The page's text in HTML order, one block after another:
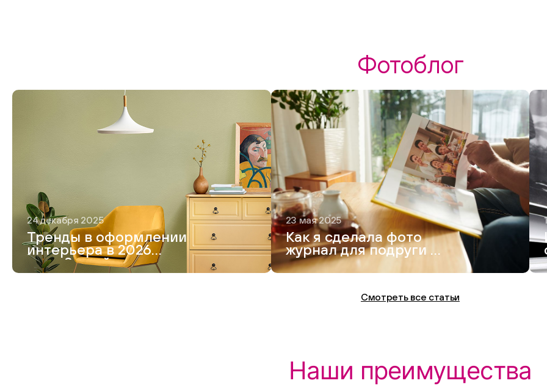
Фотоблог
24 декабря 2025
Тренды в оформлении
интерьера в 2026
году. 8 идей модного
дизайна
23 мая 2025
Как я сделала фото
журнал для подруги —
и это вышло круче,
чем Vogue
Смотреть все статьи
Наши преимущества